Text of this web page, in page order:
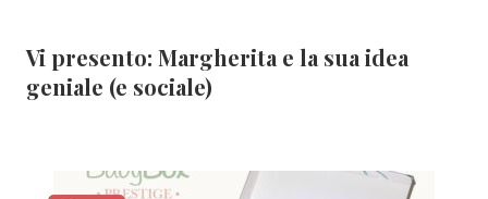
Vi presento: Margherita e la sua idea
geniale (e sociale)